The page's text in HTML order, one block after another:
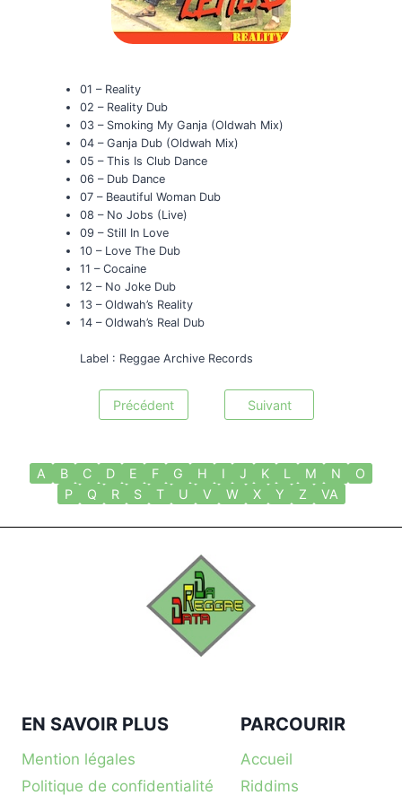
01 – Reality
02 – Reality Dub
03 – Smoking My Ganja (Oldwah Mix)
04 – Ganja Dub (Oldwah Mix)
05 – This Is Club Dance
06 – Dub Dance
07 – Beautiful Woman Dub
08 – No Jobs (Live)
09 – Still In Love
10 – Love The Dub
11 – Cocaine
12 – No Joke Dub
13 – Oldwah’s Reality
14 – Oldwah’s Real Dub
Label : Reggae Archive Records
Précédent Suivant
A B C D E F G H I J K L M N
O
P
Q R S T U V W X Y Z VA
EN SAVOIR PLUS
Mention légales
Politique de confidentialité
PARCOURIR
Accueil
Riddims